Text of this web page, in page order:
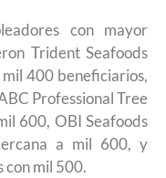
con mayor
Trident Seafoods
400 beneficiarios,
Professional Tree
600, OBI Seafoods
a mil 600, y
con mil 500.